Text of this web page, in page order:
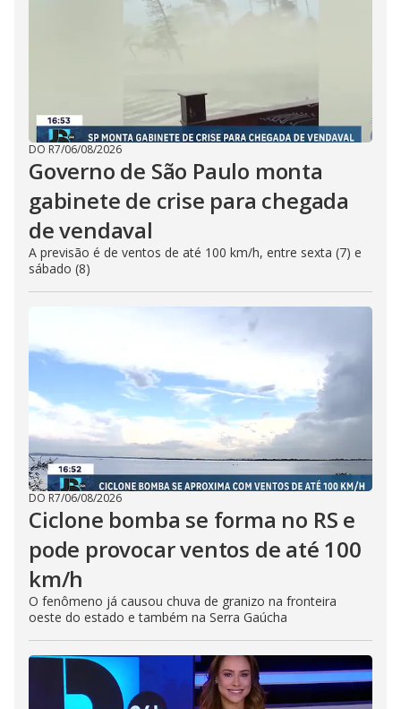
DO R7/06/08/2026
Governo de São Paulo monta
gabinete de crise para chegada
de vendaval
A previsão é de ventos de até 100 km/h, entre sexta (7) e
sábado (8)
DO R7/06/08/2026
Ciclone bomba se forma no RS e
pode provocar ventos de até 100
km/h
O fenômeno já causou chuva de granizo na fronteira
oeste do estado e também na Serra Gaúcha